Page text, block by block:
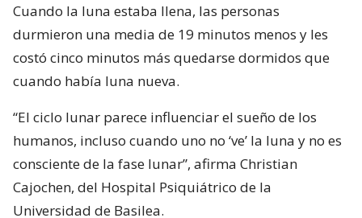
Cuando la luna estaba llena, las personas
durmieron una media de 19 minutos menos y les
costó cinco minutos más quedarse dormidos que
cuando había luna nueva.
“El ciclo lunar parece influenciar el sueño de los
humanos, incluso cuando uno no ‘ve’ la luna y no es
consciente de la fase lunar”, afirma Christian
Cajochen, del Hospital Psiquiátrico de la
Universidad de Basilea.